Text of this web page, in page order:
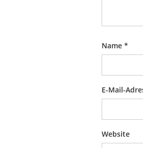
Name *
E-Mail-
Website